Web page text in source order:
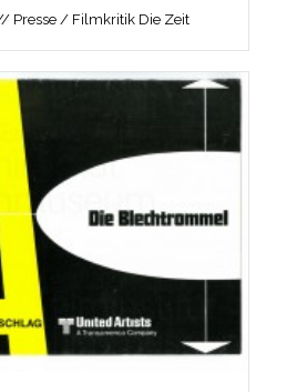
// Presse / Filmkritik Die Zeit